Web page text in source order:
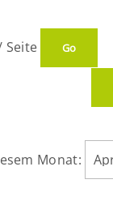
Seite
Monat: